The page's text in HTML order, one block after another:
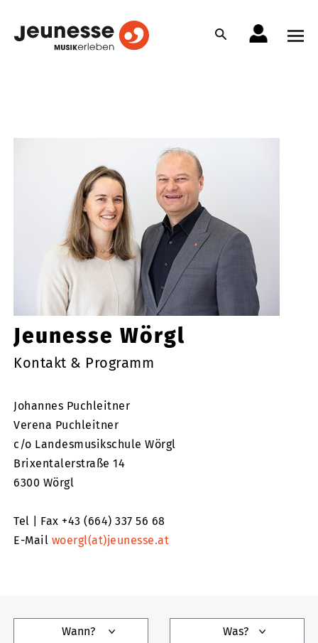
Jeunesse Wörgl
Kontakt & Programm
Johannes Puchleitner
Verena Puchleitner
c/o Landesmusikschule Wörgl
Brixentalerstraße 14
6300 Wörgl
Tel | Fax +43 (664) 337 56 68
E-Mail woergl(at)jeunesse.at
Wann? Was?